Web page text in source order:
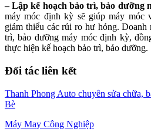
– Lập kế hoạch bảo trì, bảo dưỡng
máy móc định kỳ sẽ giúp máy móc
giảm thiểu các rủi ro hư hỏng. Doanh
trì, bảo dưỡng máy móc định kỳ,
thực hiện kế hoạch bảo trì, bảo dưỡng.
Đối tác liên kết
Thanh Phong Auto chuyên sửa chữa,
Bè
Máy May Công Nghiệp